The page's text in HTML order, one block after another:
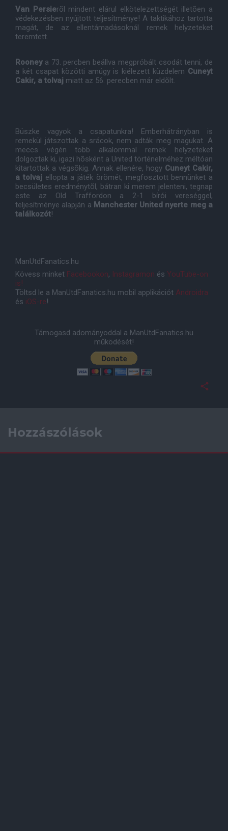
Van Persierõl mindent elárul elkötelezettségét illetõen a
védekezésben nyújtott teljesítménye! A taktikához tartotta
magát, de az ellentámadásoknál remek helyzeteket
teremtett.
Rooneya 73. percben beállva megpróbált csodát tenni, de
a két csapat közötti amúgy is kiélezett küzdelem Cuneyt
Cakir, a tolvaj miatt az 56. perecben már eldõlt.
Büszke vagyok a csapatunkra! Emberhátrányban is
remekül játszottak a srácok, nem adták meg magukat. A
meccs végén több alkalommal remek helyzeteket
dolgoztak ki, igazi hõsként a United történelméhez méltóan
kitartottak a végsõkig. Annak ellenére, hogy Cuneyt Cakir,
a tolvaj ellopta a játék örömét, megfosztott bennünket a
becsületes eredménytõl, bátran ki merem jelenteni, tegnap
este az Old Traffordon a 2-1 bírói vereséggel,
teljesítménye alapján a Manchester United nyerte meg a
találkozót!
ManUtdFanatics.hu
Kövess minket Facebookon, Instagramon és YouTube-on
is!
Töltsd le a ManUtdFanatics.hu mobil applikációt Androidra
és iOS-re!
Támogasd adományoddal a ManUtdFanatics.hu
működését!
Hozzászólások